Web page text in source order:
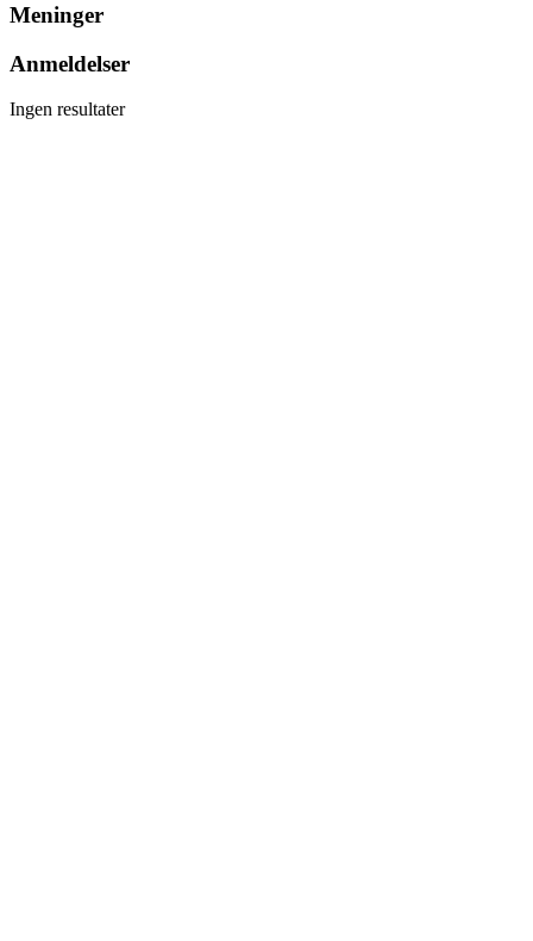
Meninger
Anmeldelser
Ingen resultater